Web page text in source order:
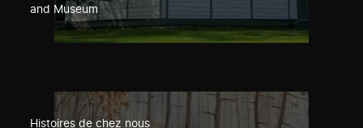
and Museum
Histoires de chez nous